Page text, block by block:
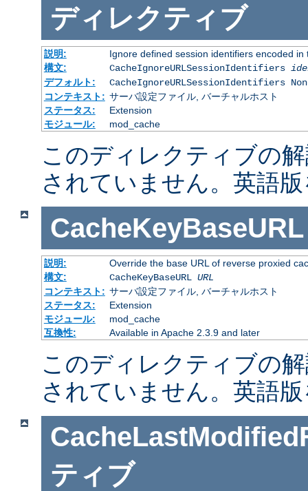
ディレクティブ
説明:
Ignore defined session identifiers encoded in
構文:
CacheIgnoreURLSessionIdentifiers
デフォルト:
CacheIgnoreURLSessionIdentifiers
コンテキスト: サーバ設定ファイル, バーチャルホスト
ステータス:
Extension
モジュール:
mod_cache
このディレクティブの
されていません。英語
CacheKeyBaseURL
説明:
Override the base URL of reverse proxied
構文:
CacheKeyBaseURL URL
コンテキスト: サーバ設定ファイル, バーチャルホスト
ステータス:
Extension
モジュール:
mod_cache
互換性:
Available in Apache 2.3.9 and later
このディレクティブの
されていません。英語
ティブ